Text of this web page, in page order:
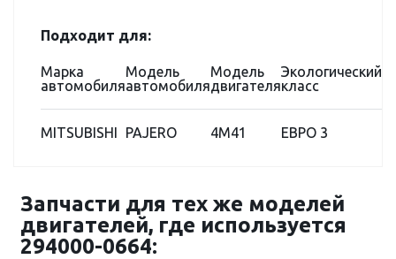
Подходит для:
Марка
автомобиля
Модель
автомобиля
Модель
двигателя
Экологический
класс
MITSUBISHI PAJERO 4M41 ЕВРО 3
Запчасти для тех же моделей
двигателей, где используется
294000-0664: